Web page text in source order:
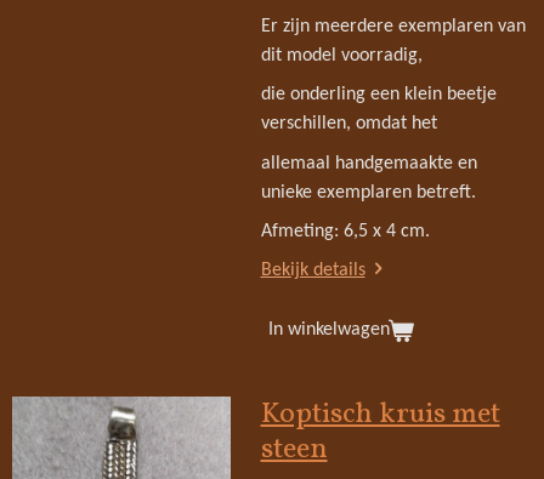
Er zijn meerdere exemplaren van
dit model voorradig,
die onderling een klein beetje
verschillen, omdat het
allemaal handgemaakte en
unieke exemplaren betreft.
Afmeting: 6,5 x 4 cm.
Bekijk details
In winkelwagen
Koptisch kruis met
steen